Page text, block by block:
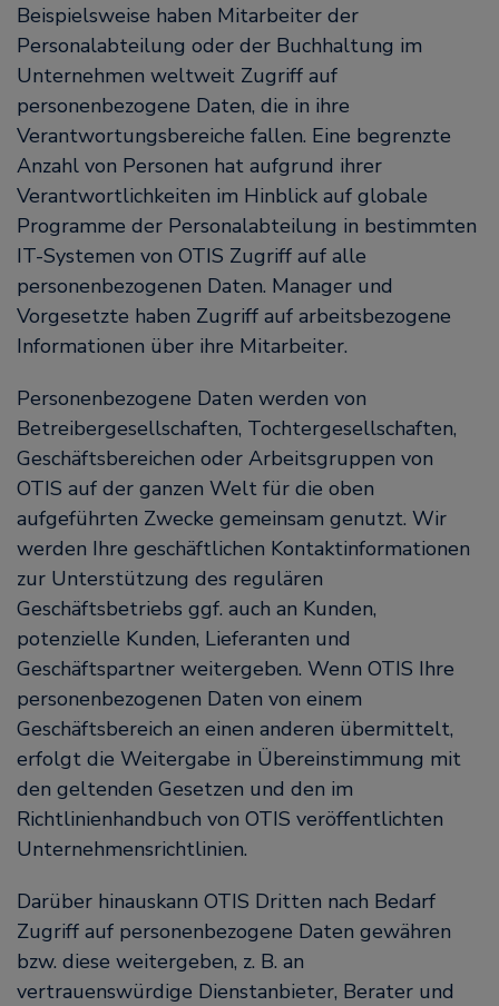
Beispielsweise haben Mitarbeiter der
Personalabteilung oder der Buchhaltung im
Unternehmen weltweit Zugriff auf
personenbezogene Daten, die in ihre
Verantwortungsbereiche fallen. Eine begrenzte
Anzahl von Personen hat aufgrund ihrer
Verantwortlichkeiten im Hinblick auf globale
Programme der Personalabteilung in bestimmten
IT-Systemen von OTIS Zugriff auf alle
personenbezogenen Daten. Manager und
Vorgesetzte haben Zugriff auf arbeitsbezogene
Informationen über ihre Mitarbeiter.
Personenbezogene Daten werden von
Betreibergesellschaften, Tochtergesellschaften,
Geschäftsbereichen oder Arbeitsgruppen von
OTIS auf der ganzen Welt für die oben
aufgeführten Zwecke gemeinsam genutzt. Wir
werden Ihre geschäftlichen Kontaktinformationen
zur Unterstützung des regulären
Geschäftsbetriebs ggf. auch an Kunden,
potenzielle Kunden, Lieferanten und
Geschäftspartner weitergeben. Wenn OTIS Ihre
personenbezogenen Daten von einem
Geschäftsbereich an einen anderen übermittelt,
erfolgt die Weitergabe in Übereinstimmung mit
den geltenden Gesetzen und den im
Richtlinienhandbuch von OTIS veröffentlichten
Unternehmensrichtlinien.
Darüber hinauskann OTIS Dritten nach Bedarf
Zugriff auf personenbezogene Daten gewähren
bzw. diese weitergeben, z. B. an
vertrauenswürdige Dienstanbieter, Berater und